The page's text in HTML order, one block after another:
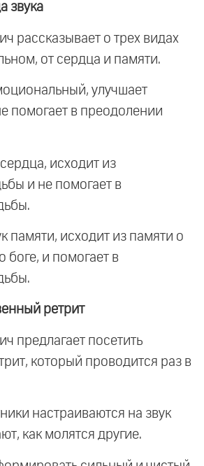
звука
рассказывает о трех видах
от сердца и памяти.
улучшает
помогает в преодолении
исходит из
и не помогает в
памяти, исходит из памяти о
боге, и помогает в
ретрит
предлагает посетить
который проводится раз в
настраиваются на звук
как молятся другие.